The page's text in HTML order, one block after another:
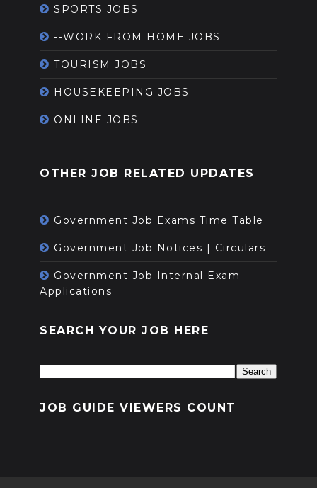
SPORTS JOBS
--WORK FROM HOME JOBS
TOURISM JOBS
HOUSEKEEPING JOBS
ONLINE JOBS
OTHER JOB RELATED UPDATES
Government Job Exams Time Table
Government Job Notices | Circulars
Government Job Internal Exam
Applications
SEARCH YOUR JOB HERE
JOB GUIDE VIEWERS COUNT